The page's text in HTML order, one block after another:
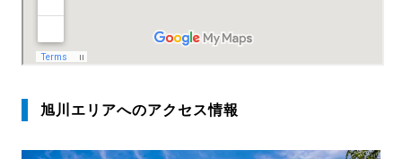
旭川エリアへのアクセス情報